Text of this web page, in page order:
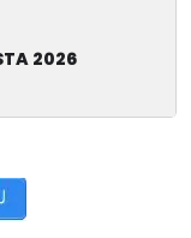
2026